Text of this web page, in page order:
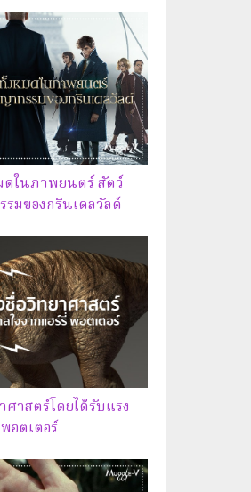
ดในภาพยนตร์ สัตว์
มของกรินเดลวัลด์
าสตร์โดยได้รับแรง
อตเตอร์